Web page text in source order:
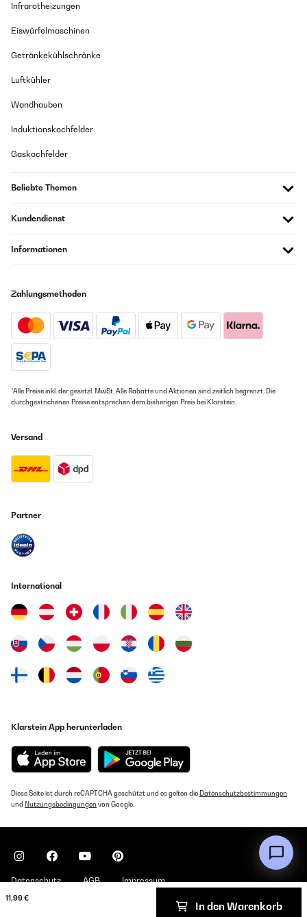
11,99 €
In den Warenkorb
Infrarotheizungen
Eiswürfelmaschinen
Getränkekühlschränke
Luftkühler
Wandhauben
Induktionskochfelder
Gaskochfelder
Beliebte Themen
Kundendienst
Informationen
Zahlungsmethoden
*Alle Preise inkl. der gesetzl. MwSt. Alle Rabatte und Aktionen sind zeitlich begrenzt. Die
durchgestrichenen Preise entsprechen dem bisherigen Preis bei Klarstein.
Versand
Partner
International
Klarstein App herunterladen
Diese Seite ist durch reCAPTCHA geschützt und es gelten die Datenschutzbestimmungen
und Nutzungsbedingungen von Google.
Datenschutz AGB Impressum
Copyright © 2026 Klarstein. All rights reserved